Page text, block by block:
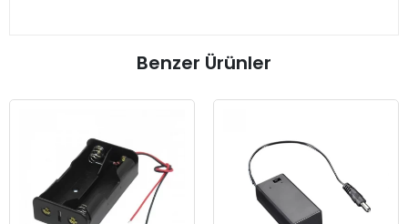
Benzer Ürünler